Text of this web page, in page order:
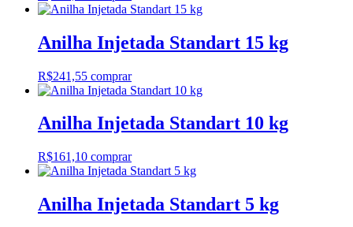
Anilha Injetada Standart 15 kg
R$241,55 comprar
Anilha Injetada Standart 10 kg
R$161,10 comprar
Anilha Injetada Standart 5 kg